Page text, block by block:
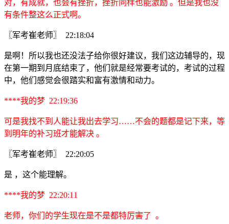
对，有成就，也会有挫折，挫折同样也能激励 。但是我也没
有条件整这么正式啊。
〖军考崔老师〗 22:18:04
是啊！所以我也还没法子给你很好建议，我们这边辅导的，现
在第一期到月底结束了，他们就是经常要考试的，考试的过程
中，他们感觉会很踏实和富有激情和动力。
****我的梦 22:19:36
可是我找不到人能让我出去学习……不会的题都是记下来，等
到明年的补习班才能解决 。
〖军考崔老师〗 22:20:05
是 ，这个能理解。
****我的梦 22:20:11
老师，你们的学生现在是不是都特厉害了 。